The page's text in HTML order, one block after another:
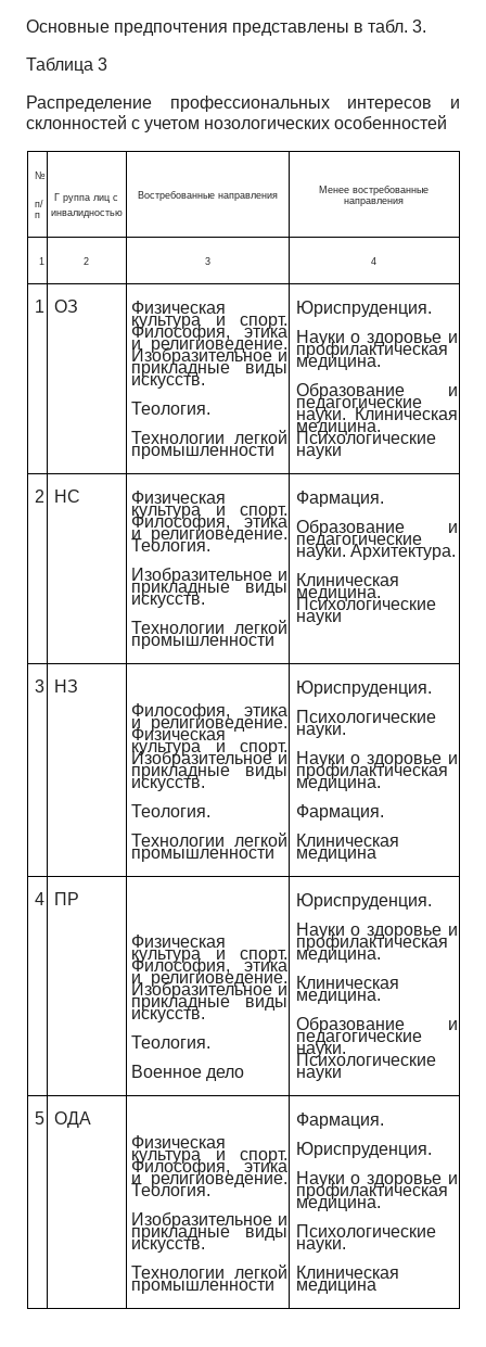
Основные предпочтения представлены в табл. 3.
Таблица 3
Распределение профессиональных интересов и
склонностей с учетом нозологических особенностей
№
п/
п
Г руппа лиц с
инвалидностью
Востребованные направления
Менее востребованные
направления
1 2 3 4
1 ОЗ Физическая
культура и спорт.
Философия, этика
и религиоведение.
Изобразительное и
прикладные виды
искусств.
Теология.
Технологии легкой
промышленности
Юриспруденция.
Науки о здоровье и
профилактическая
медицина.
Образование и
педагогические
науки. Клиническая
медицина.
Психологические
науки
2 НС Физическая
культура и спорт.
Философия, этика
и религиоведение.
Теология.
Изобразительное и
прикладные виды
искусств.
Технологии легкой
промышленности
Фармация.
Образование и
педагогические
науки. Архитектура.
Клиническая
медицина.
Психологические
науки
3
НЗ
Философия, этика
и религиоведение.
Физическая
культура и спорт.
Изобразительное и
прикладные виды
искусств.
Теология.
Технологии легкой
промышленности
Юриспруденция.
Психологические
науки.
Науки о здоровье и
профилактическая
медицина.
Фармация.
Клиническая
медицина
4 ПР
Физическая
культура и спорт.
Философия, этика
и религиоведение.
Изобразительное и
прикладные виды
искусств.
Теология.
Военное дело
Юриспруденция.
Науки о здоровье и
профилактическая
медицина.
Клиническая
медицина.
Образование и
педагогические
науки.
Психологические
науки
5 ОДА
Физическая
культура и спорт.
Философия, этика
и религиоведение.
Теология.
Изобразительное и
прикладные виды
искусств.
Технологии легкой
промышленности
Фармация.
Юриспруденция.
Науки о здоровье и
профилактическая
медицина.
Психологические
науки.
Клиническая
медицина